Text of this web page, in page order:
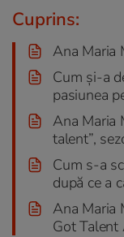
Cuprins:
Ana Maria
Cum și-a
pasiunea
Ana Maria
talent”,
Cum s-a
după ce a
Ana Maria
Got Talent